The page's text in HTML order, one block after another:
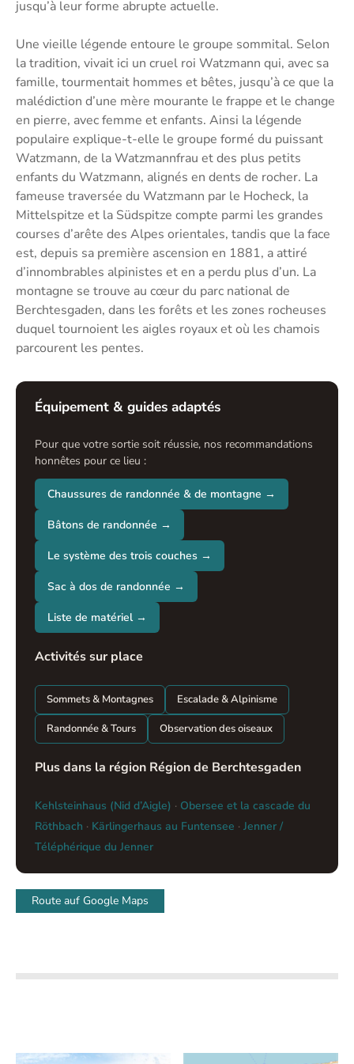
jusqu’à leur forme abrupte actuelle.
Une vieille légende entoure le groupe sommital. Selon
la tradition, vivait ici un cruel roi Watzmann qui, avec sa
famille, tourmentait hommes et bêtes, jusqu’à ce que la
malédiction d’une mère mourante le frappe et le change
en pierre, avec femme et enfants. Ainsi la légende
populaire explique-t-elle le groupe formé du puissant
Watzmann, de la Watzmannfrau et des plus petits
enfants du Watzmann, alignés en dents de rocher. La
fameuse traversée du Watzmann par le Hocheck, la
Mittelspitze et la Südspitze compte parmi les grandes
courses d’arête des Alpes orientales, tandis que la face
est, depuis sa première ascension en 1881, a attiré
d’innombrables alpinistes et en a perdu plus d’un. La
montagne se trouve au cœur du parc national de
Berchtesgaden, dans les forêts et les zones rocheuses
duquel tournoient les aigles royaux et où les chamois
parcourent les pentes.
Équipement & guides adaptés
Pour que votre sortie soit réussie, nos recommandations
honnêtes pour ce lieu :
Chaussures de randonnée & de montagne →
Bâtons de randonnée →
Le système des trois couches →
Sac à dos de randonnée →
Liste de matériel →
Activités sur place
Sommets & Montagnes Escalade & Alpinisme
Randonnée & Tours Observation des oiseaux
Plus dans la région Région de Berchtesgaden
Kehlsteinhaus (Nid d’Aigle) · Obersee et la cascade du
Röthbach · Kärlingerhaus au Funtensee · Jenner /
Téléphérique du Jenner
Route auf Google Maps